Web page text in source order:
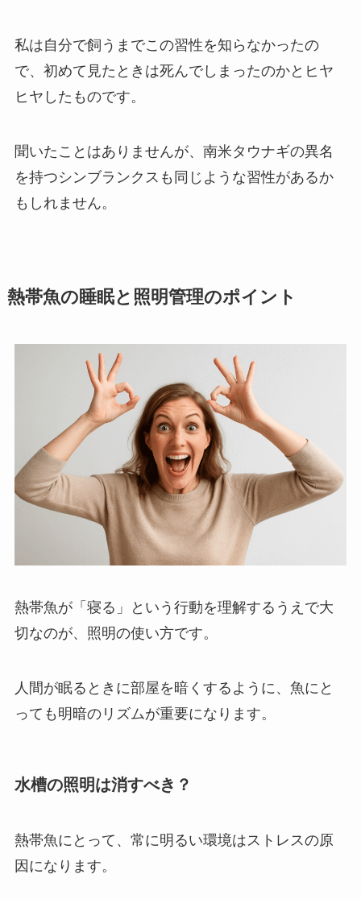
私は自分で飼うまでこの習性を知らなかったの
で、初めて見たときは死んでしまったのかとヒヤ
ヒヤしたものです。
聞いたことはありませんが、南米タウナギの異名
を持つシンブランクスも同じような習性があるか
もしれません。
熱帯魚の睡眠と照明管理のポイント
熱帯魚が「寝る」という行動を理解するうえで大
切なのが、照明の使い方です。
人間が眠るときに部屋を暗くするように、魚にと
っても明暗のリズムが重要になります。
水槽の照明は消すべき？
熱帯魚にとって、常に明るい環境はストレスの原
因になります。